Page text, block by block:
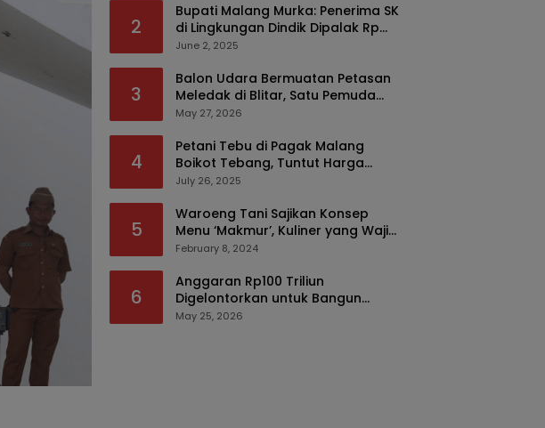
2
Bupati Malang Murka: Penerima SK
di Lingkungan Dindik Dipalak Rp
150 Ribu Pakai Modus Tumpengan,
June 2, 2025
3
Balon Udara Bermuatan Petasan
Meledak di Blitar, Satu Pemuda
Tewas dan Dua Anak Luka Serius
May 27, 2026
4
Petani Tebu di Pagak Malang
Boikot Tebang, Tuntut Harga
yang Layak
July 26, 2025
5
Waroeng Tani Sajikan Konsep
Menu ‘Makmur’, Kuliner yang Wajib
Dikunjungi di Malang
February 8, 2024
6
Anggaran Rp100 Triliun
Digelontorkan untuk Bangun
Kembali Sumatra, Hunian Korban
May 25, 2026